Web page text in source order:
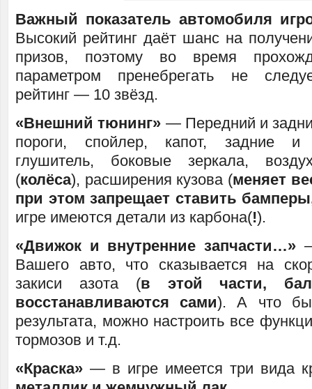
Важный показатель автомобиля
Высокий рейтинг даёт шанс на
призов, поэтому во время
параметром пренебрегать не
рейтинг — 10 звёзд.
«Внешний тюнинг» — Передний и
пороги, спойлер, капот, задние
глушитель, боковые зеркала,
(колёса), расширения кузова (меняет
при этом запрещает ставить
игре имеются детали из карбона(!).
«Движок и внутренние запчасти…»
Вашего авто, что сказывается на
закиси азота (в этой части,
восстанавливаются сами). А что бы
результата, можно настроить все
тормозов и т.д.
«Краска» — в игре имеется три вида